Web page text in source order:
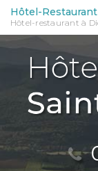
Aller
au
contenu
principal
Hôtel-
Hôtel-restaurant à